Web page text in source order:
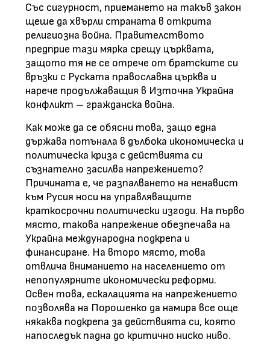
Със сигурност, приемането на такъв закон
щеше да хвърли страната в открита
религиозна война. Правителството
предприе тази мярка срещу църквата,
защото тя не се отрече от братските си
връзки с Руската православна църква и
нарече продължаващия в Източна Украйна
конфликт – гражданска война.
Как може да се обясни това, защо една
държава потънала в дълбока икономическа и
политическа криза с действията си
съзнателно засилва напрежението?
Причината е, че разпалването на ненавист
към Русия носи на управляващите
краткосрочни политически изгоди. На първо
място, такова напрежение обезпечава на
Украйна международна подкрепа и
финансиране. На второ място, това
отвлича вниманието на населението от
непопулярните икономически реформи.
Освен това, ескалацията на напрежението
позволява на Порошенко да намира все още
някаква подкрепа за действията си, която
напоследък падна до критично ниско ниво.